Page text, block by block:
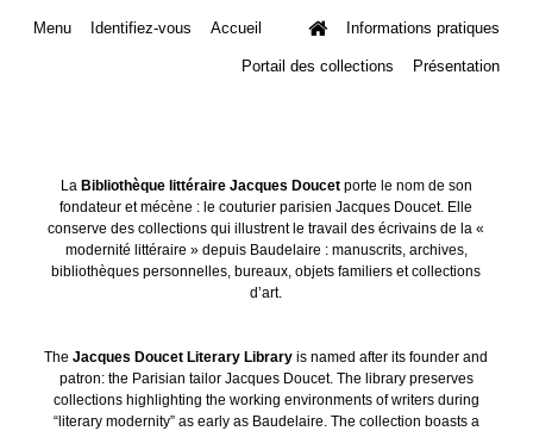
Menu Identifiez-vous Accueil Informations pratiques
Portail des collections Présentation
La Bibliothèque littéraire Jacques Doucetporte le nom de son
fondateur et mécène : le couturier parisien Jacques Doucet. Elle
conserve des collections qui illustrent le travail des écrivains de la «
modernité littéraire » depuis Baudelaire : manuscrits, archives,
bibliothèques personnelles, bureaux, objets familiers et collections
d’art.
TheJacques Doucet Literary Library is named after its founder and
patron: the Parisian tailor Jacques Doucet. The library preserves
collections highlighting the working environments of writers during
“literary modernity” as early as Baudelaire. The collection boasts a